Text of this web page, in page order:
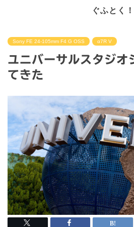
ぐふとく！
Sony FE 24-105mm F4 G OSS α7R V
ユニバーサルスタジオ
てきた